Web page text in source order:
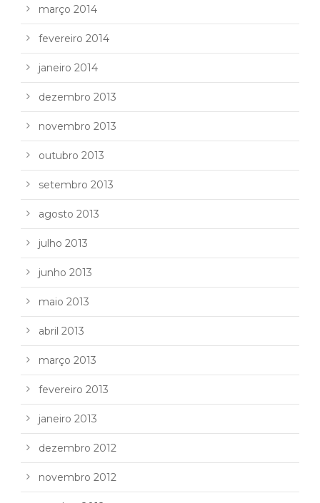
março 2014
fevereiro 2014
janeiro 2014
dezembro 2013
novembro 2013
outubro 2013
setembro 2013
agosto 2013
julho 2013
junho 2013
maio 2013
abril 2013
março 2013
fevereiro 2013
janeiro 2013
dezembro 2012
novembro 2012